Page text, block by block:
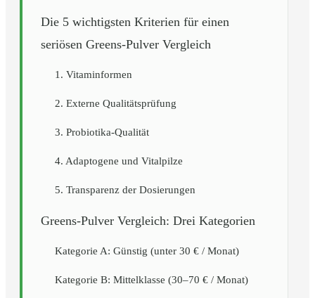
Die 5 wichtigsten Kriterien für einen
seriösen Greens-Pulver Vergleich
1. Vitaminformen
2. Externe Qualitätsprüfung
3. Probiotika-Qualität
4. Adaptogene und Vitalpilze
5. Transparenz der Dosierungen
Greens-Pulver Vergleich: Drei Kategorien
Kategorie A: Günstig (unter 30 € / Monat)
Kategorie B: Mittelklasse (30–70 € / Monat)